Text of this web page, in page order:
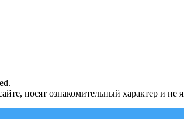
носят ознакомительный характер и не